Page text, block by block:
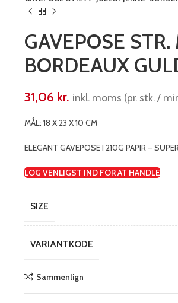
GAVEPOSE STR.
BORDEAUX
31,06 kr. inkl. moms (pr. stk. /
MÅL: 18 X 23 X 10 CM
ELEGANT GAVEPOSE I 210G PAPIR –
LOG VENLIGST IND FOR AT HANDLE
SIZE
VARIANTKODE
Sammenlign